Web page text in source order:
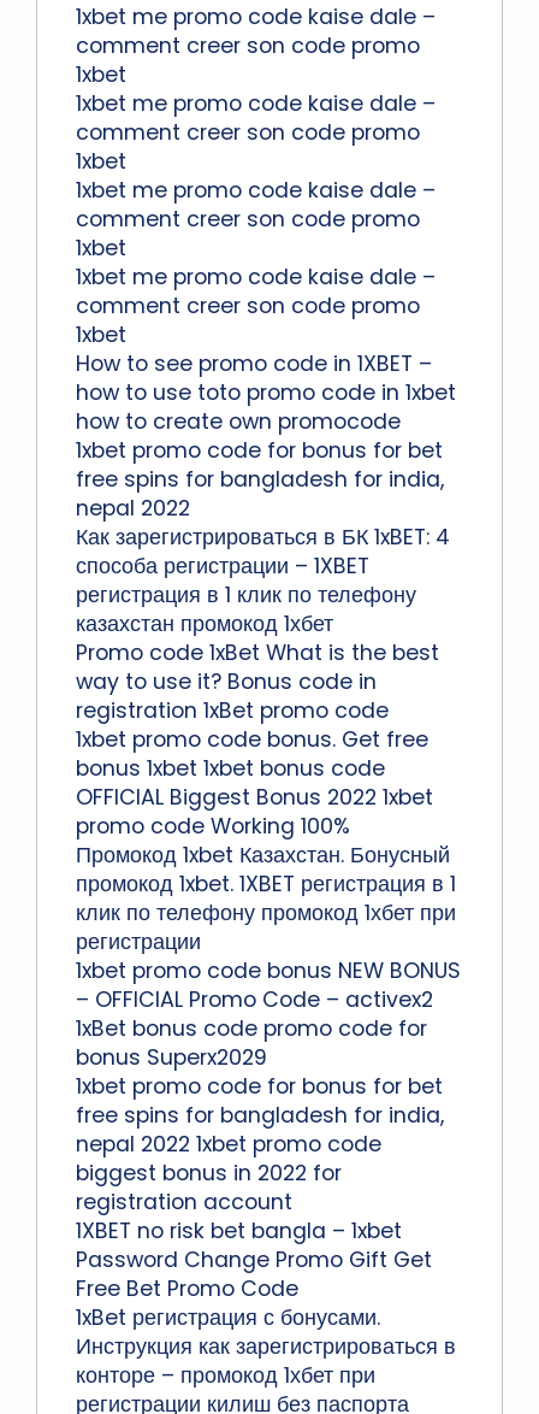
1xbet me promo code kaise dale –
comment creer son code promo
1xbet
1xbet me promo code kaise dale –
comment creer son code promo
1xbet
1xbet me promo code kaise dale –
comment creer son code promo
1xbet
1xbet me promo code kaise dale –
comment creer son code promo
1xbet
How to see promo code in 1XBET –
how to use toto promo code in 1xbet
how to create own promocode
1xbet promo code for bonus for bet
free spins for bangladesh for india,
nepal 2022
Как зарегистрироваться в БК 1xBET: 4
способа регистрации – 1XBET
регистрация в 1 клик по телефону
казахстан промокод 1хбет
Promo code 1xBet What is the best
way to use it? Bonus code in
registration 1xBet promo code
1xbet promo code bonus. Get free
bonus 1xbet 1xbet bonus code
OFFICIAL Biggest Bonus 2022 1xbet
promo code Working 100%
Промокод 1xbet Казахстан. Бонусный
промокод 1xbet. 1XBET регистрация в 1
клик по телефону промокод 1хбет при
регистрации
1xbet promo code bonus NEW BONUS
– OFFICIAL Promo Code – activex2
1xBet bonus code promo code for
bonus Superx2029
1xbet promo code for bonus for bet
free spins for bangladesh for india,
nepal 2022 1xbet promo code
biggest bonus in 2022 for
registration account
1XBET no risk bet bangla – 1xbet
Password Change Promo Gift Get
Free Bet Promo Code
1xBet регистрация с бонусами.
Инструкция как зарегистрироваться в
конторе – промокод 1хбет при
регистрации килиш без паспорта